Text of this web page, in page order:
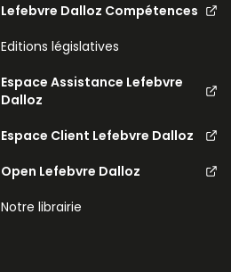
Lefebvre Dalloz Compétences
Editions législatives
Espace Assistance Lefebvre
Dalloz
Espace Client Lefebvre Dalloz
Open Lefebvre Dalloz
Notre librairie